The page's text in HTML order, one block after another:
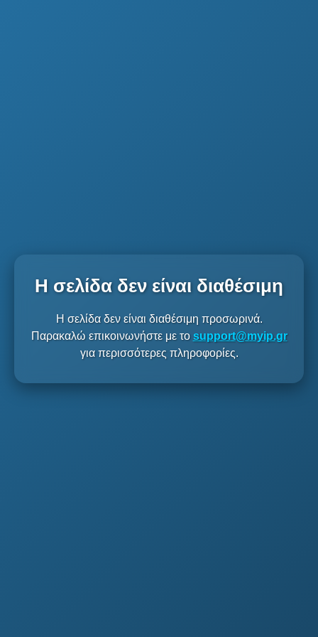
Η σελίδα δεν είναι διαθέσιμη
Η σελίδα δεν είναι διαθέσιμη προσωρινά.
Παρακαλώ επικοινωνήστε με το support@myip.gr
για περισσότερες πληροφορίες.